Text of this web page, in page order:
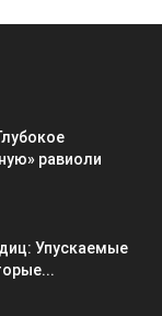
равиоли
Упускаемые